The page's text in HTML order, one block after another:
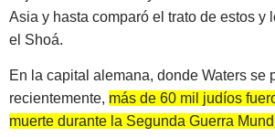
Asia y hasta comparó el trato de estos y
el Shoá.
En la capital alemana, donde Waters se
recientemente, más de 60 mil judíos
muerte durante la Segunda Guerra